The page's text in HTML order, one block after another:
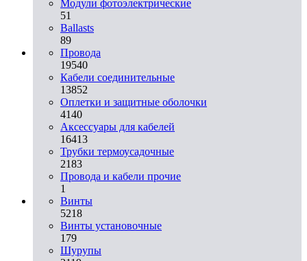
Модули фотоэлектрические
51
Ballasts
89
Провода
19540
Кабели соединительные
13852
Оплетки и защитные оболочки
4140
Аксессуары для кабелей
16413
Трубки термоусадочные
2183
Провода и кабели прочие
1
Винты
5218
Винты установочные
179
Шурупы